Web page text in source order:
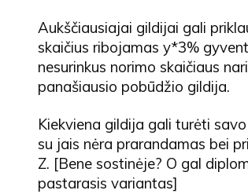
Aukščiausiajai gildijai gali
skaičius ribojamas y*3%
nesurinkus norimo skaičiaus
panašiausio pobūdžio gildija.
Kiekviena gildija gali turėti
su jais nėra prarandamas bei
Z. [Bene sostinėje? O gal
pastarasis variantas]